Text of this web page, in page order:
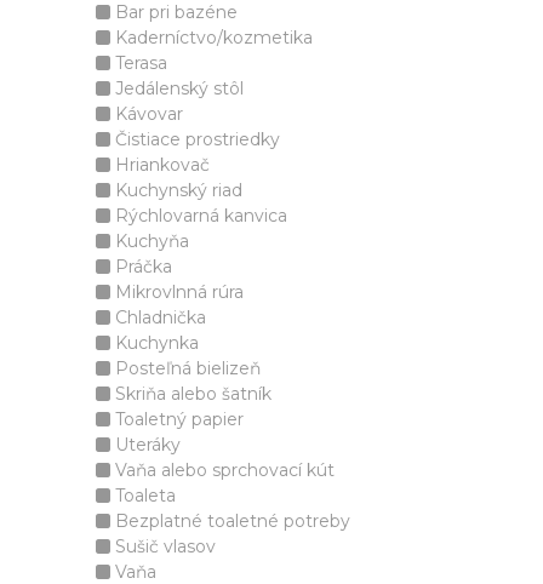
Bar pri bazéne
Kaderníctvo/kozmetika
Terasa
Jedálenský stôl
Kávovar
Čistiace prostriedky
Hriankovač
Kuchynský riad
Rýchlovarná kanvica
Kuchyňa
Práčka
Mikrovlnná rúra
Chladnička
Kuchynka
Posteľná bielizeň
Skriňa alebo šatník
Toaletný papier
Uteráky
Vaňa alebo sprchovací kút
Toaleta
Bezplatné toaletné potreby
Sušič vlasov
Vaňa